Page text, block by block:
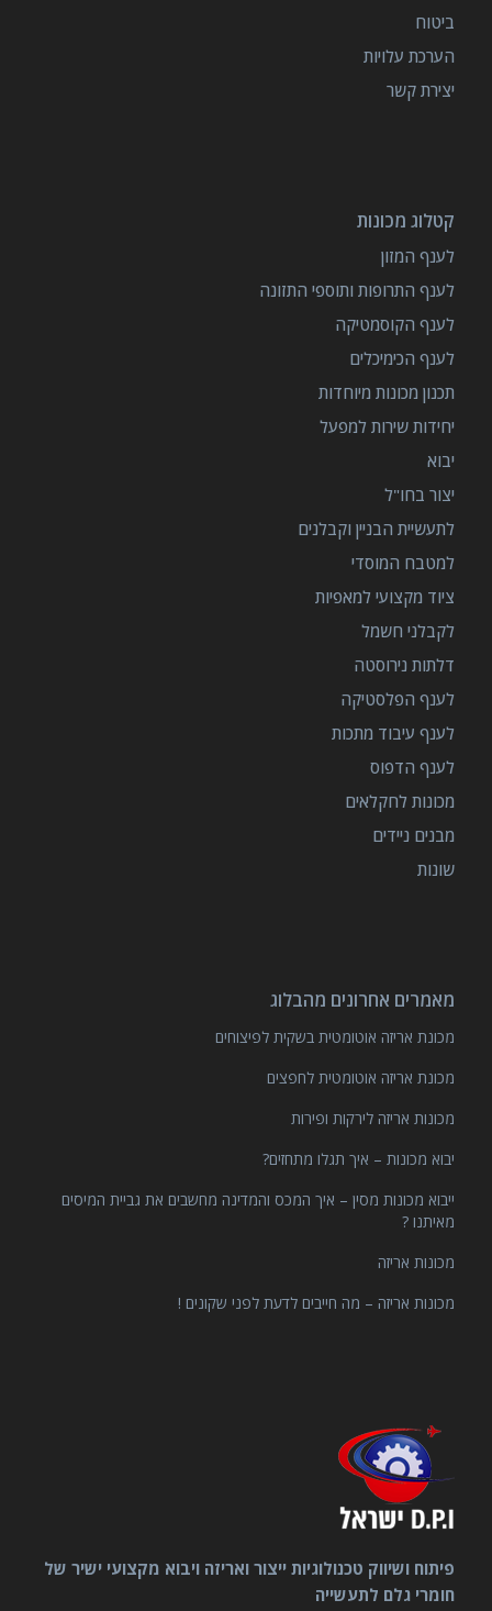
ביטוח
הערכת עלויות
יצירת קשר
קטלוג מכונות
לענף המזון
לענף התרופות ותוספי התזונה
לענף הקוסמטיקה
לענף הכימיכלים
תכנון מכונות מיוחדות
יחידות שירות למפעל
יבוא
יצור בחו"ל
לתעשיית הבניין וקבלנים
למטבח המוסדי
ציוד מקצועי למאפיות
לקבלני חשמל
דלתות נירוסטה
לענף הפלסטיקה
לענף עיבוד מתכות
לענף הדפוס
מכונות לחקלאים
מבנים ניידים
שונות
מאמרים אחרונים מהבלוג
מכונת אריזה אוטומטית בשקית לפיצוחים
מכונת אריזה אוטומטית לחפצים
מכונות אריזה לירקות ופירות
יבוא מכונות – איך תגלו מתחזים?
ייבוא מכונות מסין – איך המכס והמדינה מחשבים את גביית המיסים
מאיתנו ?
מכונות אריזה
מכונות אריזה – מה חייבים לדעת לפני שקונים !
פיתוח ושיווק טכנולוגיות ייצור ואריזה ויבוא מקצועי ישיר של
חומרי גלם לתעשייה